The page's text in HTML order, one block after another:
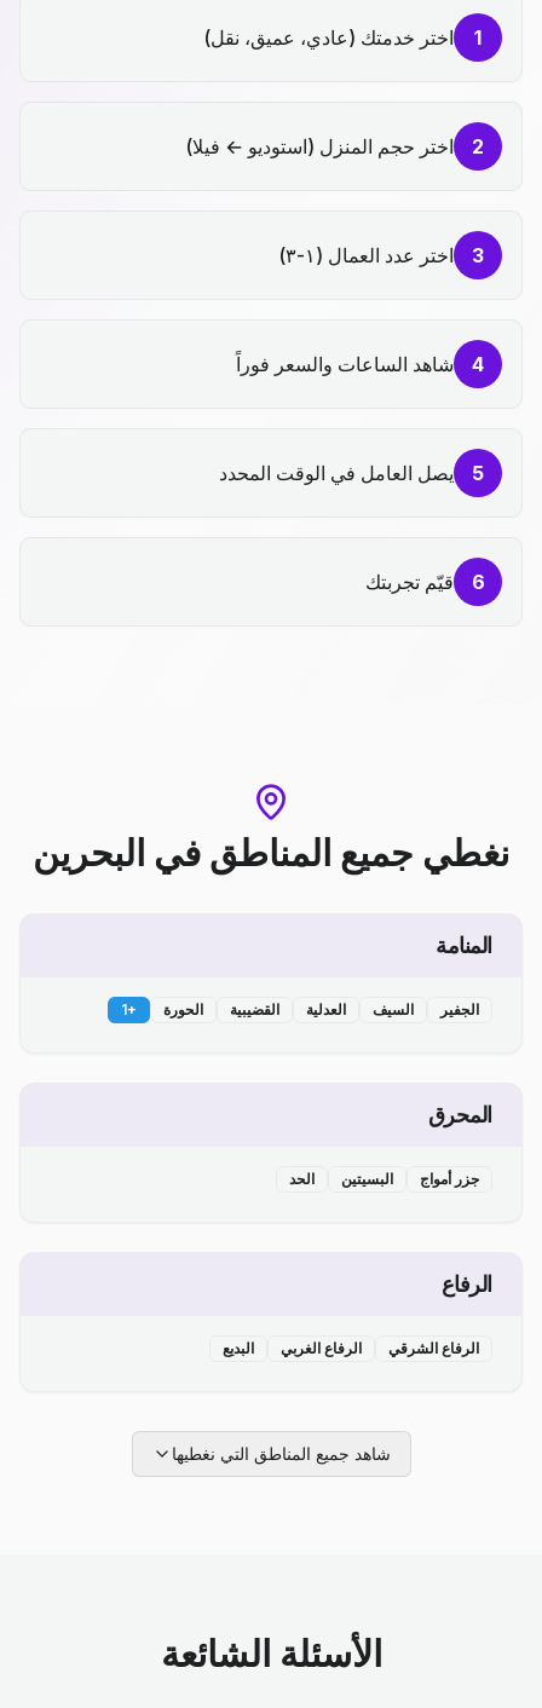
1 اختر خدمتك (عادي، عميق، نقل)
2 اختر حجم المنزل (استوديو ← فيلا)
3 اختر عدد العمال (١-٣)
4 شاهد الساعات والسعر فوراً
5 يصل العامل في الوقت المحدد
6 قيّم تجربتك
نغطي جميع المناطق في البحرين
المنامة
الجفير السيف العدلية القضيبية الحورة +
1
المحرق
جزر أمواج البسيتين الحد
الرفاع
الرفاع الشرقي الرفاع الغربي البديع
شاهد جميع المناطق التي نغطيها
الأسئلة الشائعة